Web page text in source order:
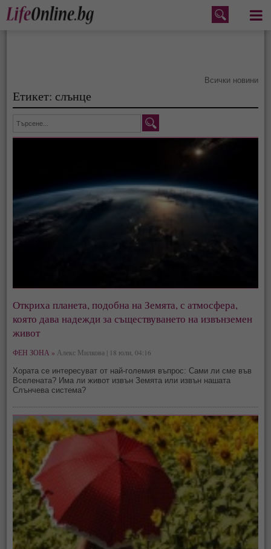
Меню
Всички новини
Етикет: слънце
Откриха планета, подобна на Земята, с атмосфера,
която дава надежди за съществуването на извънземен
живот
ФЕН ЗОНА » Алекс Милкова | 18 юли, 04:16
Хората се интересуват от най-големия въпрос: Сами ли сме във
Вселената? Има ли живот извън Земята или извън нашата
Слънчева система?